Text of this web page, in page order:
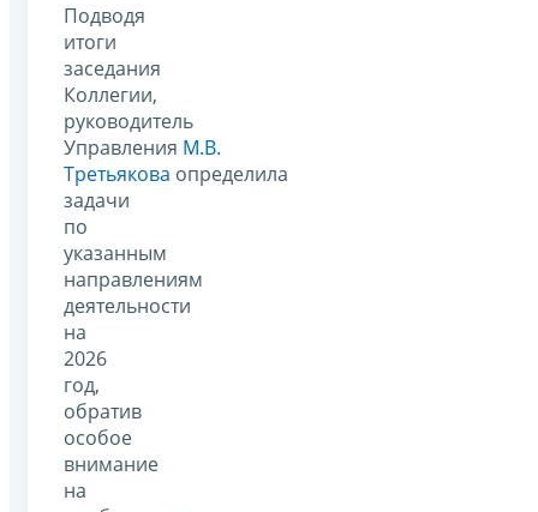
Подводя
итоги
заседания
Коллегии,
руководитель
Управления М.В.
Третьякова определила
задачи
по
указанным
направлениям
деятельности
на
2026
год,
обратив
особое
внимание
на